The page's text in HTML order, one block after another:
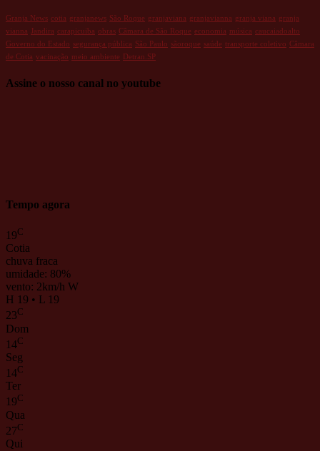
Granja News cotia granjanews São Roque granjaviana granjavianna granja viana granja
vianna
Jandira carapicuiba obras Câmara de São Roque economia música caucaiadoalto
Governo do Estado segurança pública São Paulo sãoroque saúde transporte coletivo Câmara
de Cotia vacinação meio ambiente Detran.SP
Assine o nosso canal no youtube
Tempo agora
19C
Cotia
chuva fraca
umidade: 80%
vento: 2km/h W
H 19 • L 19
23C
Dom
14C
Seg
14C
Ter
19C
Qua
27C
Qui